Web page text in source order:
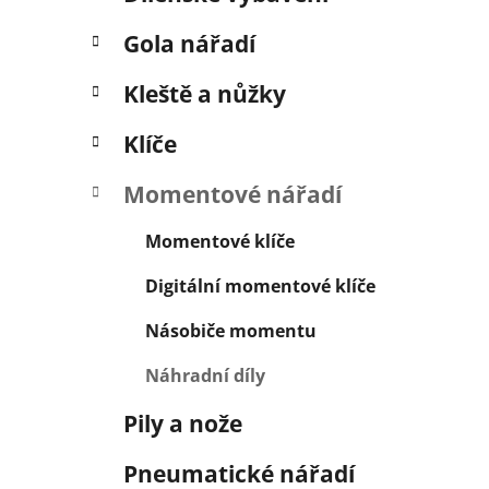
p
n
l
Gola nářadí
Kleště a nůžky
Klíče
Momentové nářadí
Momentové klíče
Digitální momentové klíče
Násobiče momentu
Náhradní díly
Pily a nože
Pneumatické nářadí